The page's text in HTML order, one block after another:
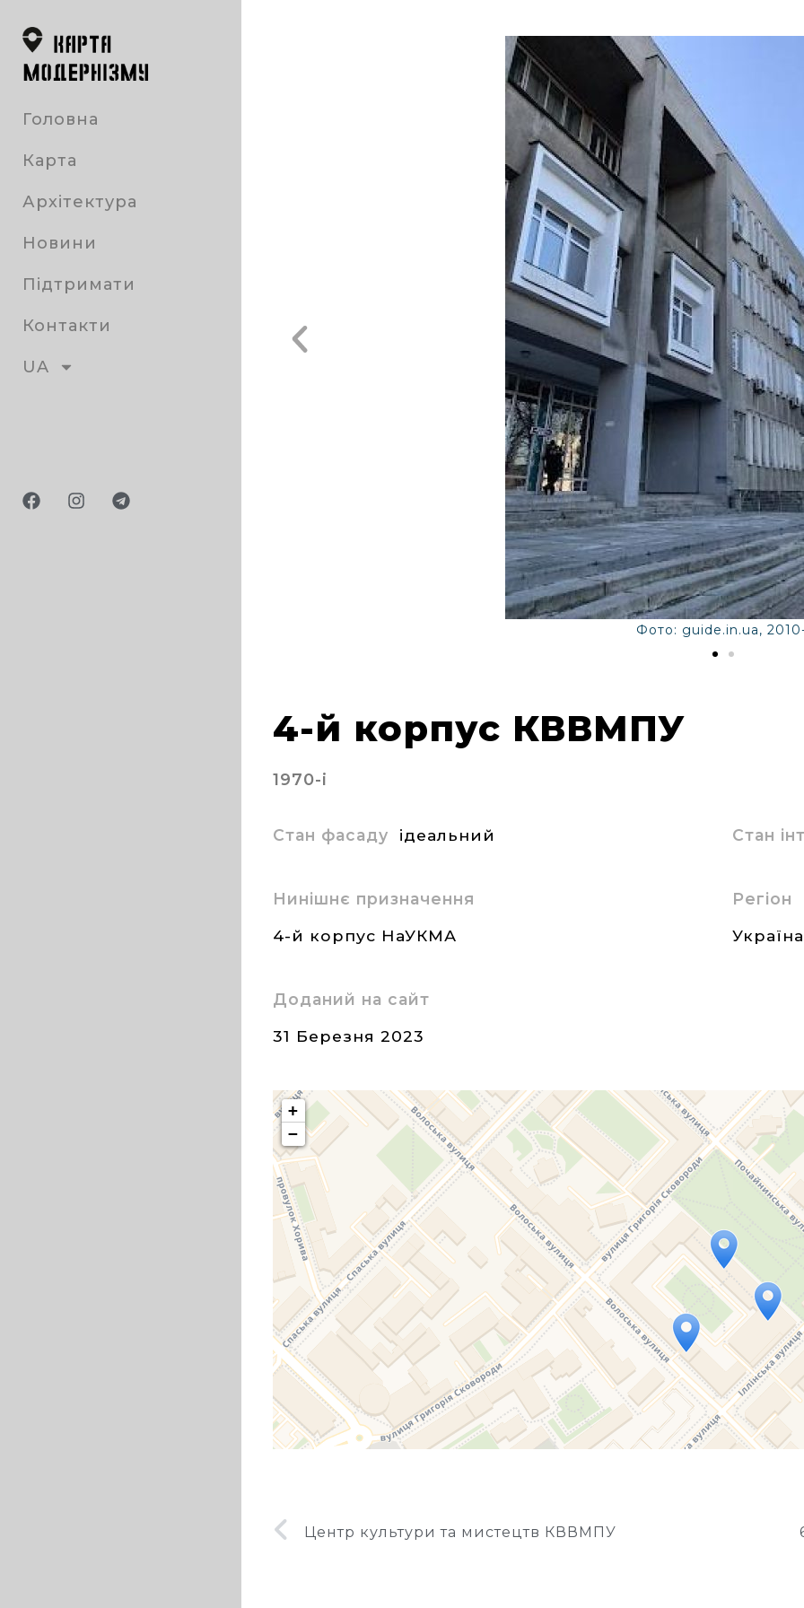
Головна
Карта
Архітектура
Новини
Підтримати
Контакти
UA
Фото: guide.in.ua,
4-й корпус КВВМПУ
1970-і
Стан фасаду ідеальний Стан
Нинішнє призначення
4-й корпус НаУКМА
Регіон
Україна
Доданий на сайт
31 Березня 2023
Travelers' Map is loading...
If you see this after your page is loaded completely,
+
−
Центр культури та мистецтв КВВМПУ